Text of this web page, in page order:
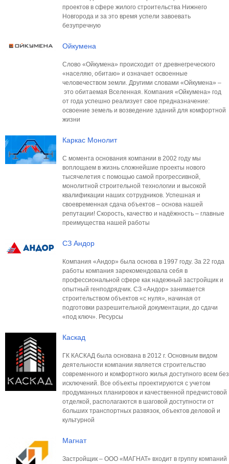
проектов в сфере жилого строительства Нижнего
Новгорода и за это время успели завоевать
безупречную
Ойкумена
Слово «Ойкумена» происходит от древнегреческого
«населяю, обитаю» и означает освоенные
человечеством земли. Другими словами «Ойкумена» –
это обитаемая Вселенная. Компания «Ойкумена» год
от года успешно реализует свое предназначение:
освоение земель и возведение зданий для комфортной
жизни
Каркас Монолит
С момента основания компании в 2002 году мы
воплощаем в жизнь сложнейшие проекты нового
тысячелетия с помощью самой прогрессивной,
монолитной строительной технологии и высокой
квалификации наших сотрудников. Успешная и
своевременная сдача объектов – основа нашей
репутации! Скорость, качество и надёжность – главные
преимущества нашей работы
СЗ Андор
Компания «Андор» была основа в 1997 году. За 22 года
работы компания зарекомендовала себя в
профессиональной сфере как надежный застройщик и
опытный генподрядчик. СЗ «Андор» занимается
строительством объектов «с нуля», начиная от
подготовки разрешительной документации, до сдачи
«под ключ». Ресурсы
Каскад
ГК КАСКАД была основана в 2012 г. Основным видом
деятельности компании является строительство
современного и комфортного жилья доступного всем без
исключений. Все объекты проектируются с учетом
продуманных планировок и качественной предчистовой
отделкой, располагаются в шаговой доступности от
больших транспортных развязок, объектов деловой и
культурной
Магнат
Застройщик – ООО «МАГНАТ» входит в группу компаний